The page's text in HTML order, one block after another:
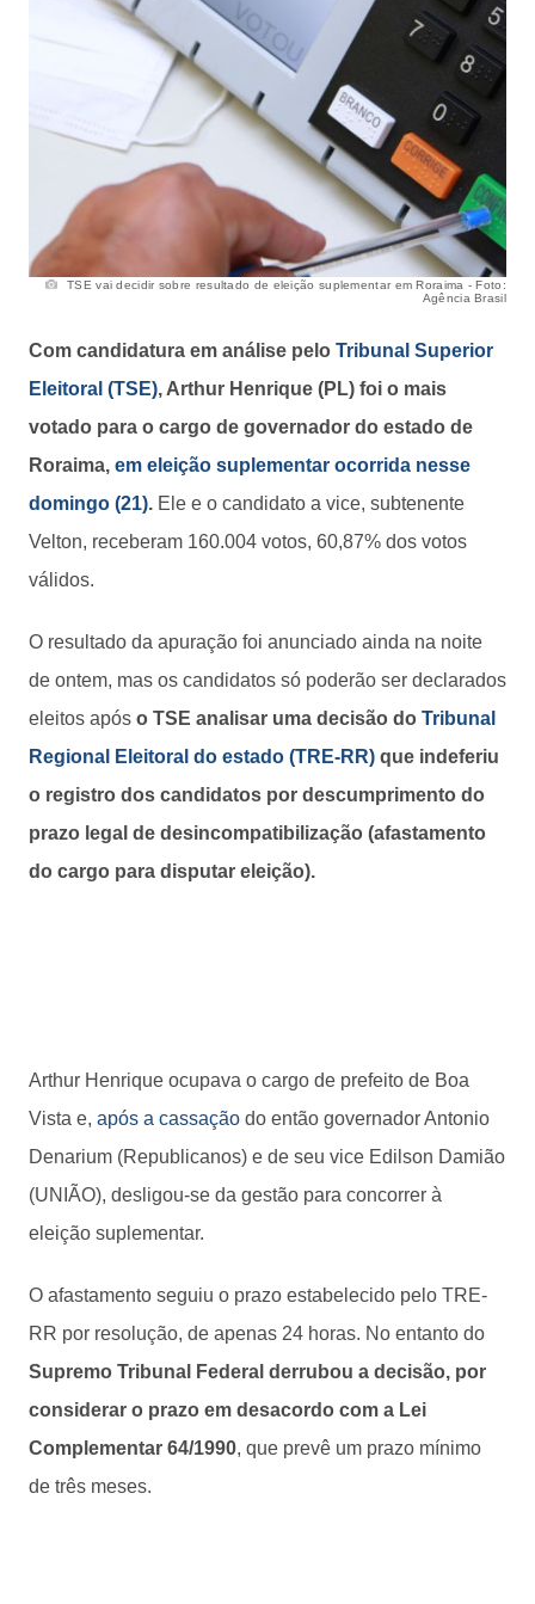
TSE vai decidir sobre resultado de eleição suplementar em Roraima - Foto:
Agência Brasil
Com candidatura em análise pelo Tribunal Superior
Eleitoral (TSE), Arthur Henrique (PL) foi o mais
votado para o cargo de governador do estado de
Roraima, em eleição suplementar ocorrida nesse
domingo (21). Ele e o candidato a vice, subtenente
Velton, receberam 160.004 votos, 60,87% dos votos
válidos.
O resultado da apuração foi anunciado ainda na noite
de ontem, mas os candidatos só poderão ser declarados
eleitos após o TSE analisar uma decisão do Tribunal
Regional Eleitoral do estado (TRE-RR) que indeferiu
o registro dos candidatos por descumprimento do
prazo legal de desincompatibilização (afastamento
do cargo para disputar eleição).
Arthur Henrique ocupava o cargo de prefeito de Boa
Vista e, após a cassação do então governador Antonio
Denarium (Republicanos) e de seu vice Edilson Damião
(UNIÃO), desligou-se da gestão para concorrer à
eleição suplementar.
O afastamento seguiu o prazo estabelecido pelo TRE-
RR por resolução, de apenas 24 horas. No entanto do
Supremo Tribunal Federal derrubou a decisão, por
considerar o prazo em desacordo com a Lei
Complementar 64/1990, que prevê um prazo mínimo
de três meses.